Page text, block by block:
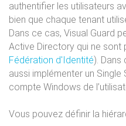
authentifier les utilisateurs
bien que chaque tenant
Dans ce cas, Visual Guard
Active Directory qui ne sont
Fédération d'Identité). Dans
aussi implémenter un Single
compte Windows de
Vous pouvez définir la